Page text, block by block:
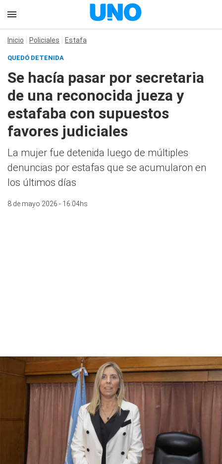
Inicio Policiales Estafa
QUEDÓ DETENIDA
Se hacía pasar por secretaria
de una reconocida jueza y
estafaba con supuestos
favores judiciales
La mujer fue detenida luego de múltiples
denuncias por estafas que se acumularon en
los últimos días
8 de mayo 2026 - 16:04hs